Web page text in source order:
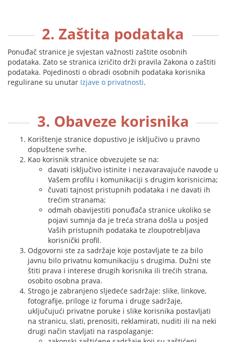
2. Zaštita podataka
Ponuđač stranice je svjestan važnosti zaštite osobnih
podataka. Zato se stranica izričito drži pravila Zakona o zaštiti
podataka. Pojedinosti o obradi osobnih podataka korisnika
regulirane su unutar Izjave o privatnosti.
3. Obaveze korisnika
Korištenje stranice dopustivo je isključivo u pravno
dopuštene svrhe.
Kao korisnik stranice obvezujete se na:
davati isključivo istinite i nezavaravajuće navode u
Vašem profilu i komunikaciji s drugim korisnicima;
čuvati tajnost pristupnih podataka i ne davati ih
trećim stranama;
odmah obavijestiti ponuđača stranice ukoliko se
pojavi sumnja da je treća strana došla u posjed
Vaših pristupnih podataka te zloupotrebljava
korisnički profil.
Odgovorni ste za sadržaje koje postavljate te za bilo
javnu bilo privatnu komunikaciju s drugima. Dužni ste
štiti prava i interese drugih korisnika ili trećih strana,
osobito osobna prava.
Strogo je zabranjeno sljedeće sadržaje: slike, linkove,
fotografije, priloge iz foruma i druge sadržaje,
uključujući privatne poruke i slike korisnika postavljati
na stranicu, slati, prenositi, reklamirati, nuditi ili na neki
drugi način stavljati na raspolaganje: